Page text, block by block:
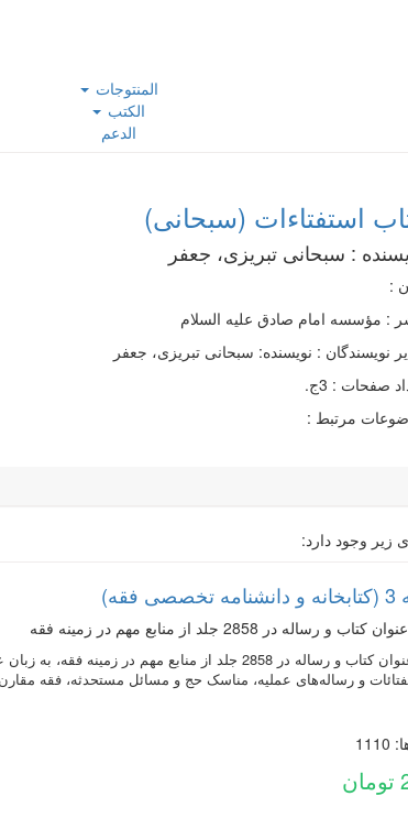
المنتوجات
الكتب
الدعم
استفتاءات (سبحانی)
: سبحانی تبریزی، جعفر
:
: مؤسسه امام صادق علیه السلام
نویسندگان : نویسنده: سبحانی تبریزی، جعفر
صفحات : 3ج.
مرتبط :
زیر وجود دارد:
متن 1638 عنوان کتاب و رساله در 2858 جلد از منابع
و رساله‌های عملیه، مناسک حج و مسائل مستحدثه، فقه